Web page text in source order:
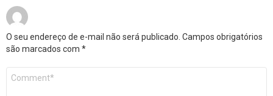
O seu endereço de e-mail não será publicado. Campos obrigatórios
são marcados com *